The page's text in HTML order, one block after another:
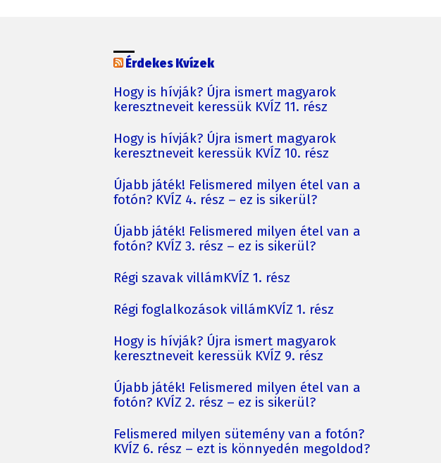
Érdekes Kvízek
Hogy is hívják? Újra ismert magyarok
keresztneveit keressük KVÍZ 11. rész
Hogy is hívják? Újra ismert magyarok
keresztneveit keressük KVÍZ 10. rész
Újabb játék! Felismered milyen étel van a
fotón? KVÍZ 4. rész – ez is sikerül?
Újabb játék! Felismered milyen étel van a
fotón? KVÍZ 3. rész – ez is sikerül?
Régi szavak villámKVÍZ 1. rész
Régi foglalkozások villámKVÍZ 1. rész
Hogy is hívják? Újra ismert magyarok
keresztneveit keressük KVÍZ 9. rész
Újabb játék! Felismered milyen étel van a
fotón? KVÍZ 2. rész – ez is sikerül?
Felismered milyen sütemény van a fotón?
KVÍZ 6. rész – ezt is könnyedén megoldod?